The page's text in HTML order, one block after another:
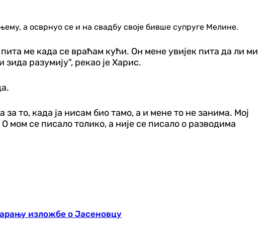
а осврнуо се и на свадбу своје бивше супруге Мелине.
ме када се враћам кући. Он мене увијек пита да ли ми
разумију", рекао је Харис.
то, када ја нисам био тамо, а и мене то не занима. Мој
мом се писало толико, а није се писало о разводима
изложбе о Јасеновцу